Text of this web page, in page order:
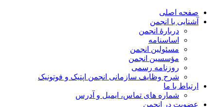
صفحه اصلی
آشنایی با انجمن
دربارۀ انجمن
اساسنامه
مسئولین انجمن
مؤسسین انجمن
روزنامه رسمی
شرح وظایف سازمانی انجمن اپتیک و فوتونیک
ارتباط با ما
شماره های تماس، ایمیل و آدرس
عضویت در انجمن